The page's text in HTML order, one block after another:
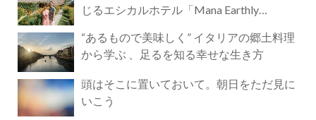
じるエシカルホテル「Mana Earthly
“あるもので美味しく” イタリアの郷土料理
から学ぶ 、足るを知る幸せな生き方
頭はそこに置いておいて。朝日をただ見に
いこう